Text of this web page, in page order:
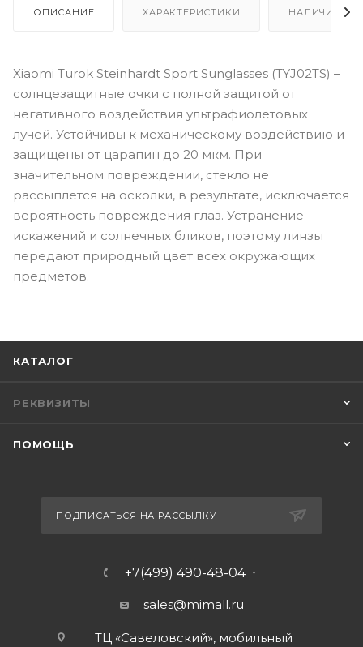
ОПИСАНИЕ ХАРАКТЕРИСТИКИ НАЛИЧИЕ
Xiaomi Turok Steinhardt Sport Sunglasses (TYJ02TS) –
солнцезащитные очки с полной защитой от
негативного воздействия ультрафиолетовых
лучей. Устойчивы к механическому воздействию и
защищены от царапин до 20 мкм. При
значительном повреждении, стекло не
рассыплется на осколки, в результате, исключается
вероятность повреждения глаз. Устранение
искажений и солнечных бликов, поэтому линзы
передают природный цвет всех окружающих
предметов.
КАТАЛОГ
РЕКВИЗИТЫ
ПОМОЩЬ
ПОДПИСАТЬСЯ НА РАССЫЛКУ
+7(499) 490-48-04
sales@mimall.ru
ТЦ «Савеловский», мобильный